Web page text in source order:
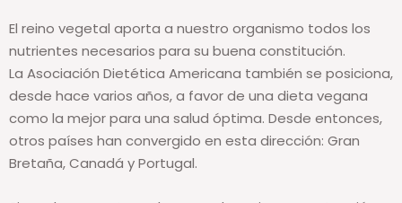
El reino vegetal aporta a nuestro organismo todos los
nutrientes necesarios para su buena constitución.
La Asociación Dietética Americana también se posiciona,
desde hace varios años, a favor de una dieta vegana
como la mejor para una salud óptima. Desde entonces,
otros países han convergido en esta dirección: Gran
Bretaña, Canadá y Portugal.